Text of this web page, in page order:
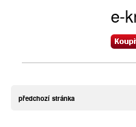
e-
předchozí stránka